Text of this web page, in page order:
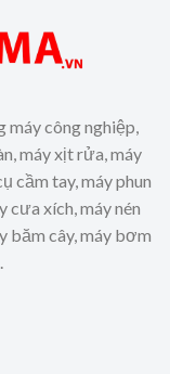
máy công nghiệp,
máy xịt rửa, máy
cầm tay, máy phun
cưa xích, máy nén
băm cây, máy bơm